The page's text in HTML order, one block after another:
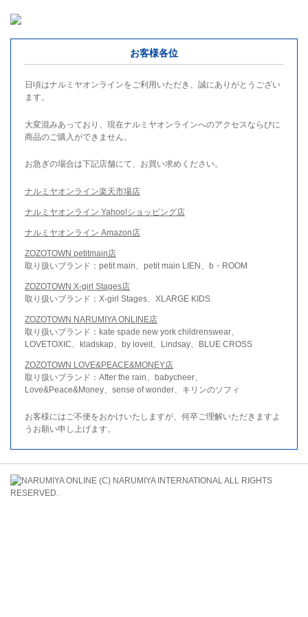
お客様各位
日頃はナルミヤオンラインをご利用いただき、誠にありがとうござい
ます。
大変混みあっており、現在ナルミヤオンラインへのアクセスならびに
商品のご購入ができません。
お急ぎの場合は下記店舗にて、お買い求めください。
ナルミヤオンライン楽天市場店
ナルミヤオンライン Yahoo!ショッピング店
ナルミヤオンライン Amazon店
ZOZOTOWN petitmain店
取り扱いブランド：petit main、petit main LIEN、b・ROOM
ZOZOTOWN X-girl Stages店
取り扱いブランド：X-girl Stages、XLARGE KIDS
ZOZOTOWN NARUMIYA ONLINE店
取り扱いブランド：kate spade new york childrenswear、
LOVETOXIC、kladskap、by loveit、Lindsay、BLUE CROSS
ZOZOTOWN LOVE&PEACE&MONEY店
取り扱いブランド：After the rain、babycheer、
Love&Peace&Money、sense of wonder、キリンのソフィ
お客様にはご不便をおかけいたしますが、何卒ご理解いただきますよ
うお願い申し上げます。